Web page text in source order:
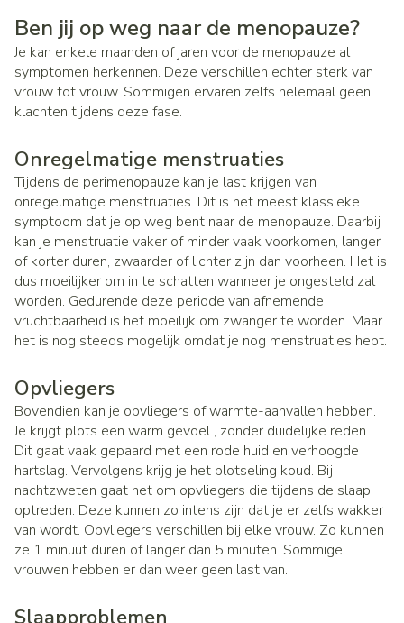
Ben jij op weg naar de menopauze?
Je kan enkele maanden of jaren voor de menopauze al
symptomen herkennen. Deze verschillen echter sterk van
vrouw tot vrouw. Sommigen ervaren zelfs helemaal geen
klachten tijdens deze fase.
Onregelmatige menstruaties
Tijdens de perimenopauze kan je last krijgen van
onregelmatige menstruaties. Dit is het meest klassieke
symptoom dat je op weg bent naar de menopauze. Daarbij
kan je menstruatie vaker of minder vaak voorkomen, langer
of korter duren, zwaarder of lichter zijn dan voorheen. Het is
dus moeilijker om in te schatten wanneer je ongesteld zal
worden. Gedurende deze periode van afnemende
vruchtbaarheid is het moeilijk om zwanger te worden. Maar
het is nog steeds mogelijk omdat je nog menstruaties hebt.
Opvliegers
Bovendien kan je opvliegers of warmte-aanvallen hebben.
Je krijgt plots een warm gevoel , zonder duidelijke reden.
Dit gaat vaak gepaard met een rode huid en verhoogde
hartslag. Vervolgens krijg je het plotseling koud. Bij
nachtzweten gaat het om opvliegers die tijdens de slaap
optreden. Deze kunnen zo intens zijn dat je er zelfs wakker
van wordt. Opvliegers verschillen bij elke vrouw. Zo kunnen
ze 1 minuut duren of langer dan 5 minuten. Sommige
vrouwen hebben er dan weer geen last van.
Slaapproblemen